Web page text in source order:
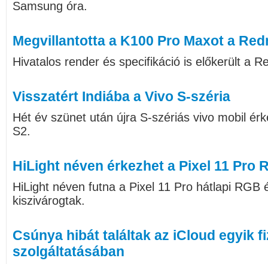
Samsung óra.
Megvillantotta a K100 Pro Maxot a
Hivatalos render és specifikáció is előkerült a
Visszatért Indiába a Vivo S-széria
Hét év szünet után újra S-szériás vivo mobil
S2.
HiLight néven érkezhet a Pixel 11 Pro
HiLight néven futna a Pixel 11 Pro hátlapi RGB
kiszivárogtak.
Csúnya hibát találtak az iCloud egyik
szolgáltatásában